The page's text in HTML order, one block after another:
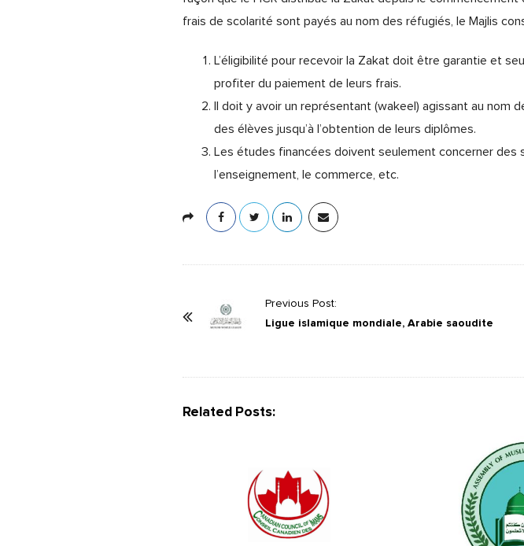
frais de scolarité sont payés au nom des réfugiés, le Majlis
L’éligibilité pour recevoir la Zakat doit être garantie et
profiter du paiement de leurs frais.
Il doit y avoir un représentant (wakeel) agissant au nom
des élèves jusqu’à l’obtention de leurs diplômes.
Les études financées doivent seulement concerner des
l’enseignement, le commerce, etc.
Previous Post:
Ligue islamique mondiale, Arabie saoudite
Related Posts: